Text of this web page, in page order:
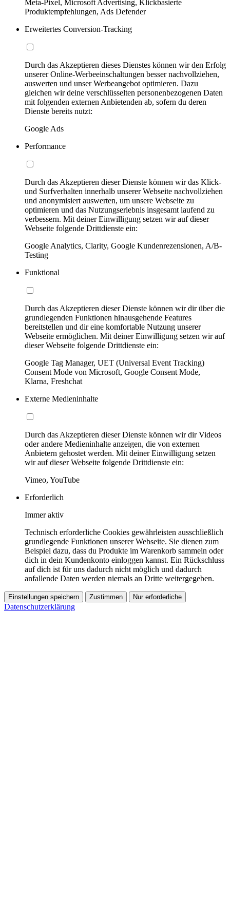
Meta-Pixel, Microsoft Advertising, Klickbasierte
Produktempfehlungen, Ads Defender
Erweitertes Conversion-Tracking
Durch das Akzeptieren dieses Dienstes können wir den Erfolg
unserer Online-Werbeeinschaltungen besser nachvollziehen,
auswerten und unser Werbeangebot optimieren. Dazu
gleichen wir deine verschlüsselten personenbezogenen Daten
mit folgenden externen Anbietenden ab, sofern du deren
Dienste bereits nutzt:
Google Ads
Performance
Durch das Akzeptieren dieser Dienste können wir das Klick-
und Surfverhalten innerhalb unserer Webseite nachvollziehen
und anonymisiert auswerten, um unsere Webseite zu
optimieren und das Nutzungserlebnis insgesamt laufend zu
verbessern. Mit deiner Einwilligung setzen wir auf dieser
Webseite folgende Drittdienste ein:
Google Analytics, Clarity, Google Kundenrezensionen, A/B-
Testing
Funktional
Durch das Akzeptieren dieser Dienste können wir dir über die
grundlegenden Funktionen hinausgehende Features
bereitstellen und dir eine komfortable Nutzung unserer
Webseite ermöglichen. Mit deiner Einwilligung setzen wir auf
dieser Webseite folgende Drittdienste ein:
Google Tag Manager, UET (Universal Event Tracking)
Consent Mode von Microsoft, Google Consent Mode,
Klarna, Freshchat
Externe Medieninhalte
Durch das Akzeptieren dieser Dienste können wir dir Videos
oder andere Medieninhalte anzeigen, die von externen
Anbietern gehostet werden. Mit deiner Einwilligung setzen
wir auf dieser Webseite folgende Drittdienste ein:
Vimeo, YouTube
Erforderlich
Immer aktiv
Technisch erforderliche Cookies gewährleisten ausschließlich
grundlegende Funktionen unserer Webseite. Sie dienen zum
Beispiel dazu, dass du Produkte im Warenkorb sammeln oder
dich in dein Kundenkonto einloggen kannst. Ein Rückschluss
auf dich ist für uns dadurch nicht möglich und dadurch
anfallende Daten werden niemals an Dritte weitergegeben.
Einstellungen speichern Zustimmen Nur erforderliche
Datenschutzerklärung